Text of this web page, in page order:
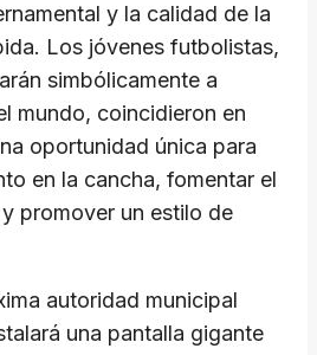
y la calidad de la
Los jóvenes futbolistas,
simbólicamente a
mundo, coincidieron en
oportunidad única para
en la cancha, fomentar el
promover un estilo de
autoridad municipal
una pantalla gigante